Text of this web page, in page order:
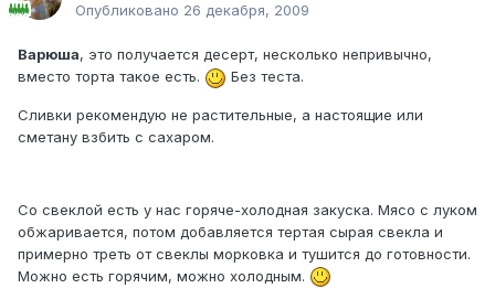
Опубликовано 26 декабря, 2009
Варюша, это получается десерт, несколько непривычно,
вместо торта такое есть.
Без теста.
Сливки рекомендую не растительные, а настоящие или
сметану взбить с сахаром.
Со свеклой есть у нас горяче-холодная закуска. Мясо с луком
обжаривается, потом добавляется тертая сырая свекла и
примерно треть от свеклы морковка и тушится до готовности.
Можно есть горячим, можно холодным.